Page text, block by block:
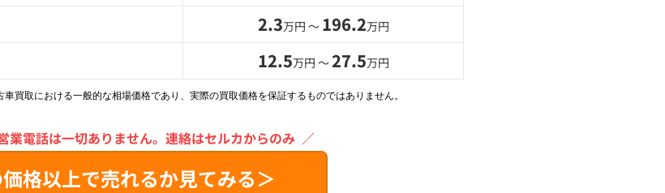
2.3万円 〜 196.2万円
12.5万円 〜27.5万円
買取における一般的な相場価格であり、実際の買取価格を保証するものではありません。
業電話は一切ありません。 連絡はセルカからのみ ／
格以上で売れるか見てみる＞